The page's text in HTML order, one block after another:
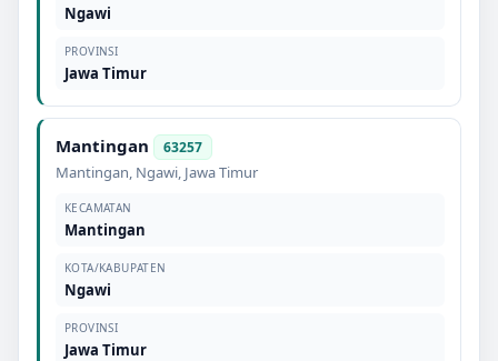
Ngawi
PROVINSI
Jawa Timur
Mantingan 63257
Mantingan, Ngawi, Jawa Timur
KECAMATAN
Mantingan
KOTA/KABUPATEN
Ngawi
PROVINSI
Jawa Timur